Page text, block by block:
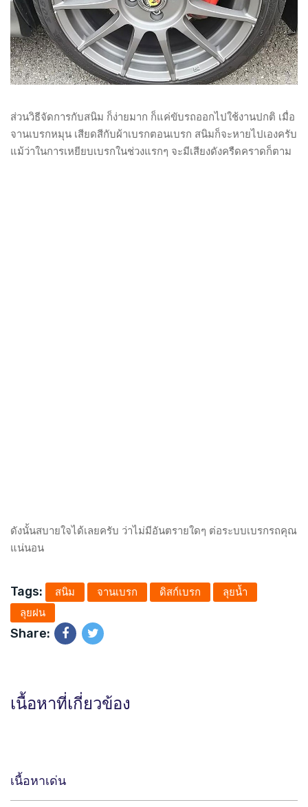
ส่วนวิธีจัดการกับสนิม ก็ง่ายมาก ก็แค่ขับรถออกไปใช้งานปกติ เมื่อ
จานเบรกหมุน เสียดสีกับผ้าเบรกตอนเบรก สนิมก็จะหายไปเองครับ
แม้ว่าในการเหยียบเบรกในช่วงแรกๆ จะมีเสียงดังครืดคราดก็ตาม
ดังนั้นสบายใจได้เลยครับ ว่าไม่มีอันตรายใดๆ ต่อระบบเบรกรถคุณ
แน่นอน
Tags: สนิม จานเบรก ดิสก์เบรก
ลุยน้ำ
ลุยฝน
Share:
เนื้อหาที่เกี่ยวข้อง
เนื้อหาเด่น